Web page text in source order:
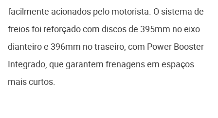
facilmente acionados pelo motorista. O sistema de
freios foi reforçado com discos de 395mm no eixo
dianteiro e 396mm no traseiro, com Power Booster
Integrado, que garantem frenagens em espaços
mais curtos.